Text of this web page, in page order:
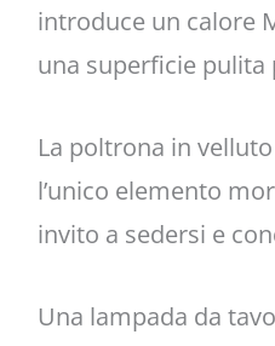
introduce un calore
una superficie pulita
La poltrona in
l’unico elemento
invito a sedersi e
Una lampada da